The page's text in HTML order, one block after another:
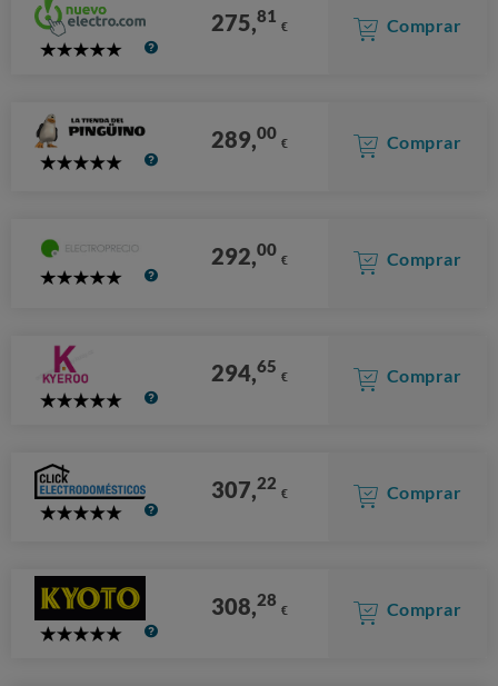
5
275,81 € Comprar
5
289,00 € Comprar
5
292,00 € Comprar
5
294,65 € Comprar
5
307,22 € Comprar
5
308,28 € Comprar